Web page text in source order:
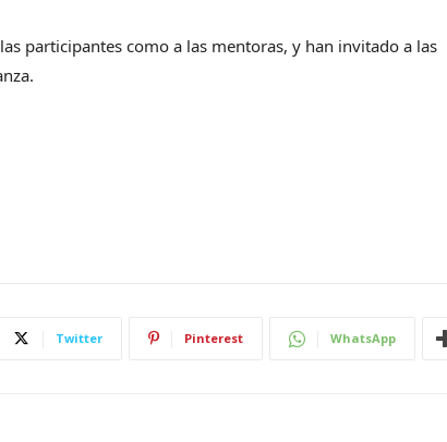
participantes como a las mentoras, y han invitado a las
Twitter Pinterest WhatsApp